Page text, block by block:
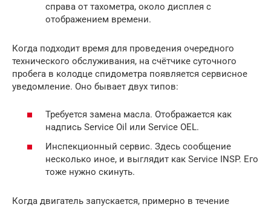
справа от тахометра, около дисплея с
отображением времени.
Когда подходит время для проведения очередного
технического обслуживания, на счётчике суточного
пробега в колодце спидометра появляется сервисное
уведомление. Оно бывает двух типов:
Требуется замена масла. Отображается как
надпись Service Oil или Service OEL.
Инспекционный сервис. Здесь сообщение
несколько иное, и выглядит как Service INSP. Его
тоже нужно скинуть.
Когда двигатель запускается, примерно в течение